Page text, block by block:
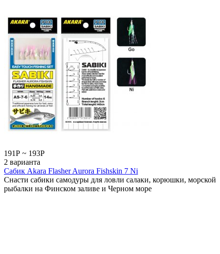
191Р ~ 193Р
2 варианта
Сабик Akara Flasher Aurora Fishskin 7 Ni
Снасти сабики самодуры для ловли салаки, корюшки, морской
рыбалки на Финском заливе и Черном море